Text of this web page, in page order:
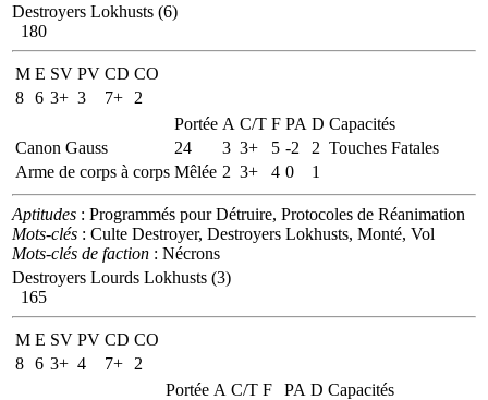
Destroyers Lokhusts (6)
180
M E SV PV CD CO
8 6 3+ 3 7+
2
Portée A C/T F PA D Capacités
Canon Gauss
24 3 3+ 5 -2 2 Touches Fatales
Arme de corps à corps Mêlée 2 3+ 4 0 1
Aptitudes : Programmés pour Détruire, Protocoles de Réanimation
Mots-clés : Culte Destroyer, Destroyers Lokhusts, Monté, Vol
Mots-clés de faction : Nécrons
Destroyers Lourds Lokhusts (3)
165
M E SV PV CD CO
8 6 3+ 4 7+
2
Portée A C/T F PA D Capacités